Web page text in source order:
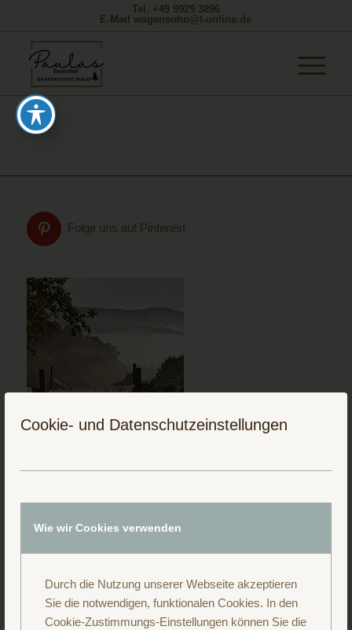
Cookie- und Datenschutzeinstellungen
Wie wir Cookies verwenden
Durch die Nutzung unserer Webseite akzeptieren
Sie die notwendigen, funktionalen Cookies. In den
Cookie-Zustimmungs-Einstellungen können Sie die
Tel. +49 9929 3896
E-Mail wagensohn@t-online.de
Folge uns auf Pinterest